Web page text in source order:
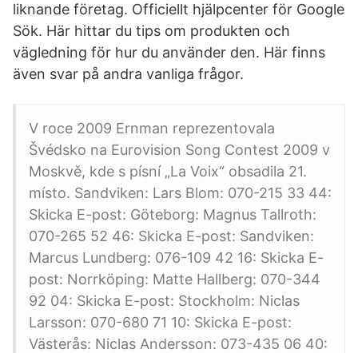
liknande företag. Officiellt hjälpcenter för Google
Sök. Här hittar du tips om produkten och
vägledning för hur du använder den. Här finns
även svar på andra vanliga frågor.
V roce 2009 Ernman reprezentovala
Švédsko na Eurovision Song Contest 2009 v
Moskvě, kde s písní „La Voix“ obsadila 21.
místo. Sandviken: Lars Blom: 070-215 33 44:
Skicka E-post: Göteborg: Magnus Tallroth:
070-265 52 46: Skicka E-post: Sandviken:
Marcus Lundberg: 076-109 42 16: Skicka E-
post: Norrköping: Matte Hallberg: 070-344
92 04: Skicka E-post: Stockholm: Niclas
Larsson: 070-680 71 10: Skicka E-post:
Västerås: Niclas Andersson: 073-435 06 40: